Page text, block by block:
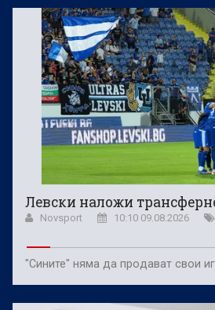
Левски наложи
Novsport 10:10 09.08.2026
"Сините" няма да продават свои